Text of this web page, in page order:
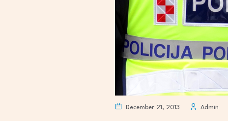
December 21, 2013 Admin